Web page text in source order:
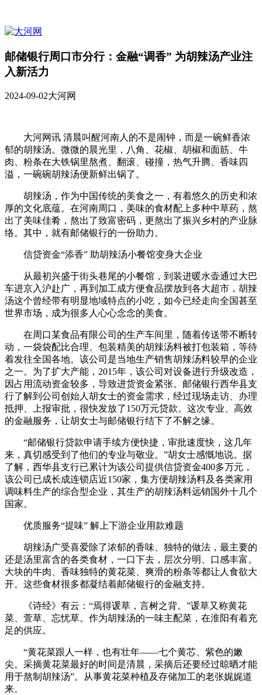
邮储银行周口市分行：金融“调香” 为胡辣汤产业注
入新活力
2024-09-02大河网
大河网讯 清晨叫醒河南人的不是闹钟，而是一碗鲜香浓
郁的胡辣汤。微微的晨光里，八角、花椒、胡椒和面筋、牛
肉、粉条在大铁锅里熬煮、翻滚、碰撞，热气升腾、香味四
溢，一碗碗胡辣汤便新鲜出锅了。
胡辣汤，作为中国传统的美食之一，有着悠久的历史和浓
厚的文化底蕴。在河南周口，美味的食材配上多种中草药，熬
出了美味佳肴，熬出了致富密码，更熬出了振兴乡村的产业脉
络。其中，就有邮储银行的一份助力。
信贷资金“添香” 助胡辣汤小餐馆变身大企业
从最初兴盛于街头巷尾的小餐馆，到装进暖水壶通过大巴
车进京入沪赴广，再到加工成方便食品摆放到各大超市，胡辣
汤这个曾经带有明显地域特点的小吃，如今已经走向全国甚至
世界市场，成为很多人心心念念的美食。
在周口某食品有限公司的生产车间里，随着传送带不断转
动，一袋袋配比合理、包装精美的胡辣汤料被打包装箱，等待
着发往全国各地。该公司是当地生产销售胡辣汤料较早的企业
之一。为了扩大产能，2015年，该公司对设备进行升级改造，
因占用流动资金较多，导致进货资金紧张。邮储银行西华县支
行了解到公司创始人胡女士的资金需求，经过现场走访、办理
抵押、上报审批，很快发放了150万元贷款。这次专业、高效
的金融服务，让胡女士与邮储银行结下了不解之缘。
“邮储银行贷款申请手续方便快捷，审批速度快，这几年
来，真切感受到了他们的专业与敬业。”胡女士感慨地说。据
了解，西华县支行已累计为该公司提供信贷资金400多万元，
该公司已成长成连锁店近150家，集方便胡辣汤料及各类家用
调味料生产的综合型企业，其生产的胡辣汤料远销国外十几个
国家。
优质服务“提味” 解上下游企业用款难题
胡辣汤广受喜爱除了浓郁的香味、独特的做法，最主要的
还是汤里富含的各类食材，一口下去，层次分明、口感丰富。
大块的牛肉、香味独特的黄花菜、爽滑的粉条等都让人食欲大
开。这些食材很多都凝结着邮储银行的金融支持。
《诗经》有云：“焉得谖草，言树之背。”谖草又称黄花
菜、萱草、忘忧草。作为胡辣汤的一味主配菜，在淮阳有着充
足的供应。
“黄花菜跟人一样，也有壮年——七个黄芯、紫色的嫩
尖。采摘黄花菜最好的时间是清晨，采摘后还要经过晾晒才能
用于熬制胡辣汤”。从事黄花菜种植及存储加工的老张娓娓道
来。